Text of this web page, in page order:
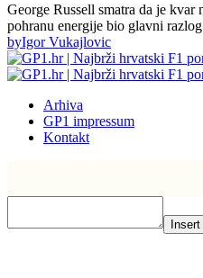
George Russell smatra da je kvar
pohranu energije bio glavni
byIgor Vukajlovic
Arhiva
GP1 impressum
Kontakt
Insert